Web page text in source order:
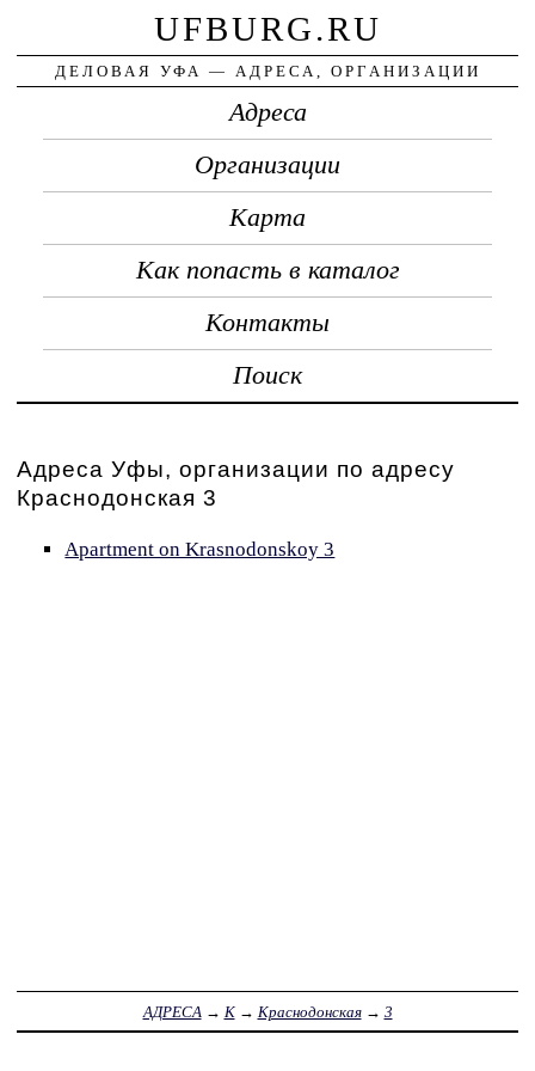
UFBURG.RU
ДЕЛОВАЯ УФА — АДРЕСА, ОРГАНИЗАЦИИ
Адреса
Организации
Карта
Как попасть в каталог
Контакты
Поиск
Адреса Уфы, организации по адресу
Краснодонская 3
Apartment on Krasnodonskoy 3
АДРЕСА → К→ Краснодонская→ 3